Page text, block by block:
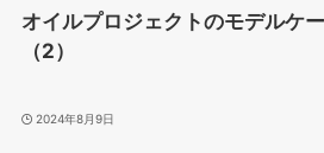
オイルプロジェクトのモデルケ
（2）
2024年8月9日